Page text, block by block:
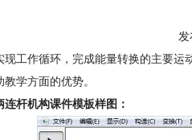
发
现工作循环，完成能量转换的主要
学方面的优势。
杆机构课件模板样图：